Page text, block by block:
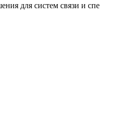
для систем связи и спе